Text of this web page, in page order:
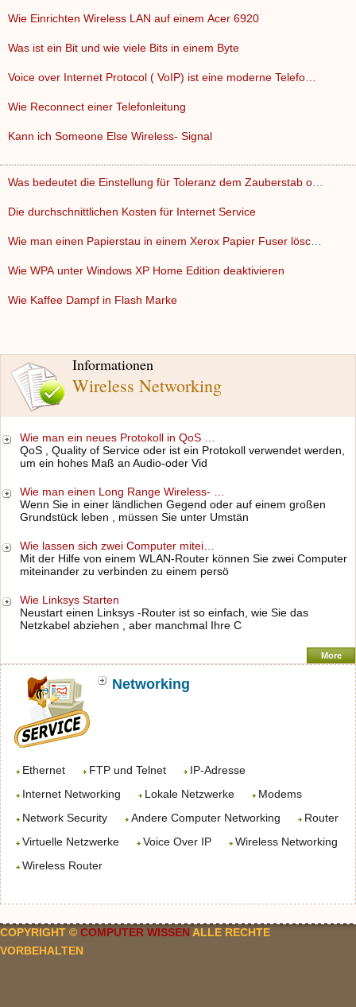
Informationen
Wireless Networking
Wie man ein neues Protokoll in QoS …
QoS , Quality of Service oder ist ein Protokoll verwendet werden,
um ein hohes Maß an Audio-oder Vid
Wie man einen Long Range Wireless- …
Wenn Sie in einer ländlichen Gegend oder auf einem großen
Grundstück leben , müssen Sie unter Umstän
Wie lassen sich zwei Computer mitei…
Mit der Hilfe von einem WLAN-Router können Sie zwei Computer
miteinander zu verbinden zu einem persö
Wie Linksys Starten
Neustart einen Linksys -Router ist so einfach, wie Sie das
Netzkabel abziehen , aber manchmal Ihre C
More
Networking
Ethernet FTP und Telnet
IP-Adresse
Internet Networking
Lokale Netzwerke
Modems
Network Security
Andere Computer Networking
Router
Virtuelle Netzwerke
Voice Over IP
Wireless Networking
Wireless Router
Wie Einrichten Wireless LAN auf einem Acer 6920
Was ist ein Bit und wie viele Bits in einem Byte
Voice over Internet Protocol ( VoIP) ist eine moderne Telefo…
Wie Reconnect einer Telefonleitung
Kann ich Someone Else Wireless- Signal
Die durchschnittlichen Kosten für Internet Service
Wie WPA unter Windows XP Home Edition deaktivieren
Wie Kaffee Dampf in Flash Marke
COPYRIGHT © COMPUTER WISSEN ALLE RECHTE
VORBEHALTEN